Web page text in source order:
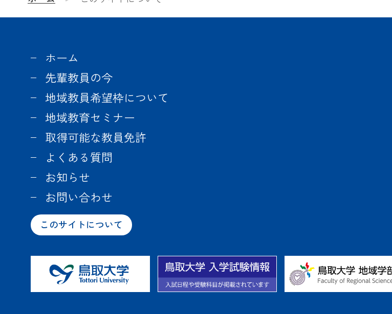
ホーム
先輩教員の今
地域教員希望枠について
地域教育セミナー
取得可能な教員免許
よくある質問
お知らせ
お問い合わせ
このサイトについて